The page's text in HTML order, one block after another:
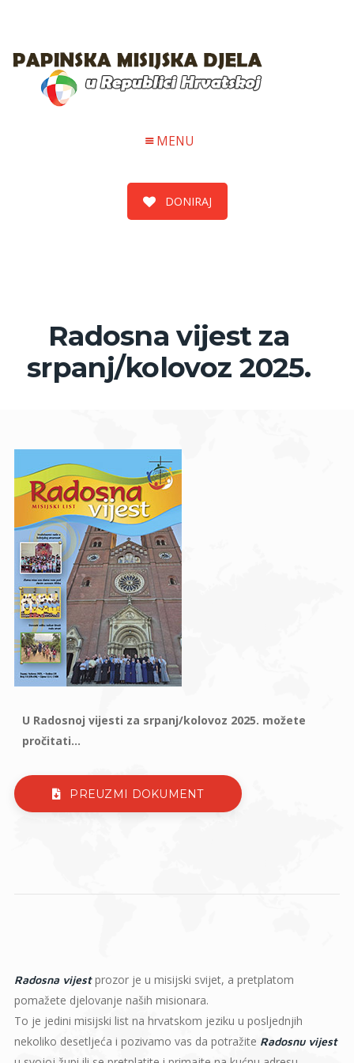
MENU
DONIRAJ
Radosna vijest za
srpanj/kolovoz 2025.
U Radosnoj vijesti za srpanj/kolovoz 2025. možete
pročitati...
PREUZMI DOKUMENT
Radosna vijestprozor je u misijski svijet, a pretplatom
pomažete djelovanje naših misionara.
To je jedini misijski list na hrvatskom jeziku u posljednjih
nekoliko desetljeća i pozivamo vas da potražite Radosnu vijest